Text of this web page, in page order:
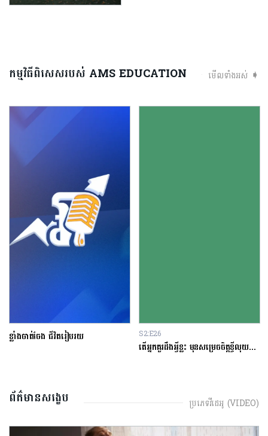
កម្មវិធីពិសេសរបស់ AMS EDUCATION មើលទាំងអស់ ➧
ខ្លាំងចាត់ចែង ជីវិតរៀបរយ S2:E26
តើអ្នកគួរដឹងអ្វីខ្លះ មុនសម្រេចចិត្តខ្ចីលុយនៅធនាគារ?
ព័ត៌មានសង្ខេប ប្រភេទវីដេអូ (VIDEO)